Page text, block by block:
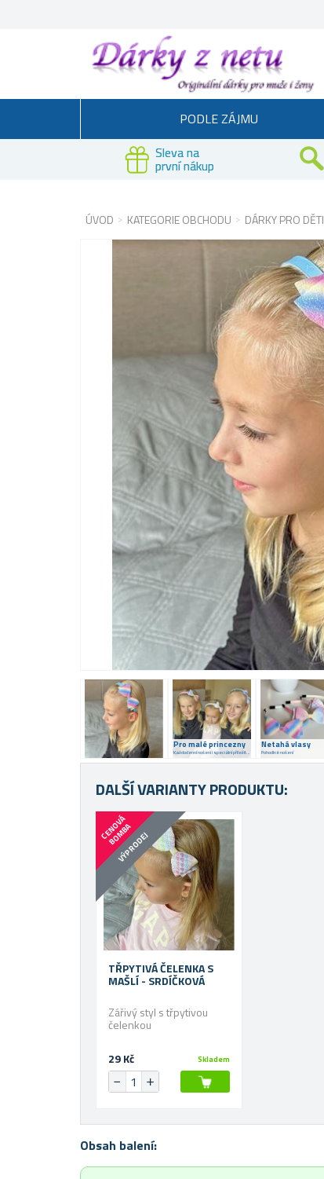
PODLE ZÁJMU
Sleva na
první nákup
ÚVOD KATEGORIE OBCHODU DÁRKY PRO DĚTI
Pro malé princezny
Každodenní nošení i speciální příležitosti
Netahá vlasy
Pohodlné nošení
DALŠÍ VARIANTY PRODUKTU:
C
E
N
O
V
Á
B
O
M
B
A
VÝPRODEJ
TŘPYTIVÁ ČELENKA S
MAŠLÍ - SRDÍČKOVÁ
Zářivý styl s třpytivou
čelenkou
29 Kč Skladem
Obsah balení: